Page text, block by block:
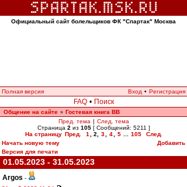
Официальный сайт болельщиков ФК "Спартак" Москва
Полная версия Вход • Регистрация
FAQ • Поиск
Общение на сайте » Гостевая книга ВВ
Пред. тема | След. тема
Страница 2 из 105[ Сообщений: 5211 ]
На страницу Пред. 1 2 3 4 5 105
След.
Начать новую тему
Добавить
Версия для печати
01.05.2023 - 31.05.2023
Argos -